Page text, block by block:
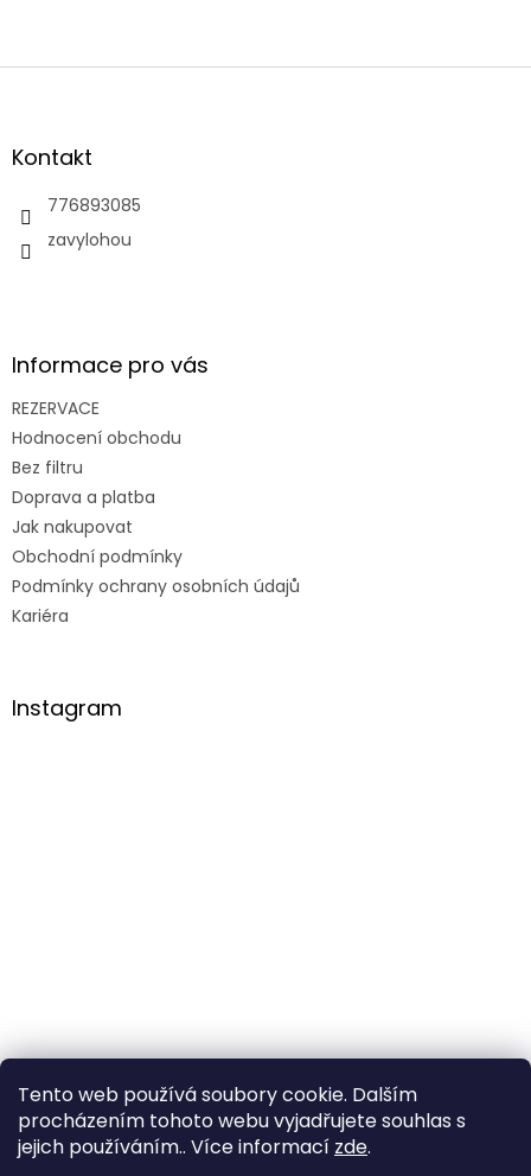
Tento web používá soubory cookie. Dalším
procházením tohoto webu vyjadřujete souhlas s
jejich používáním.. Více informací zde.
Z
aKontakt
776893085
zavylohou
Informace pro vás
REZERVACE
Hodnocení obchodu
Bez filtru
Doprava a platba
Jak nakupovat
Obchodní podmínky
Podmínky ochrany osobních údajů
Kariéra
Instagram
Sledovat na Instagramu